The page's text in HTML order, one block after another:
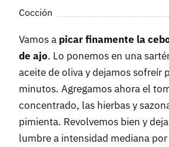
Cocción
Vamos a picar finamente la
de ajo. Lo ponemos en una
aceite de oliva y dejamos sofreír
minutos. Agregamos ahora el
concentrado, las hierbas y
pimienta. Revolvemos bien y
lumbre a intensidad mediana